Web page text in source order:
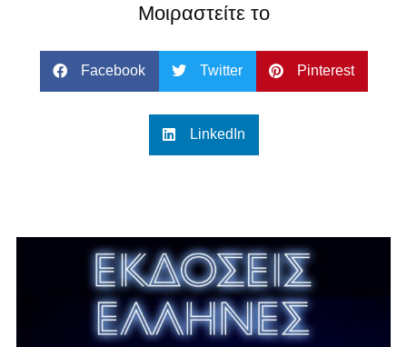
Μοιραστείτε το
Facebook Twitter Pinterest
LinkedIn